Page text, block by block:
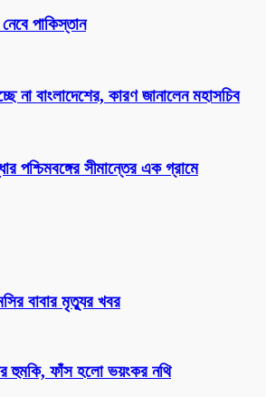
পাকিস্তান
না বাংলাদেশের, কারণ জানালেন মহাসচিব
পশ্চিমবঙ্গের সীমান্তের এক গ্রামে
বাবার মৃত্যুর খবর
হুমকি, ফাঁস হলো ভয়ংকর নথি